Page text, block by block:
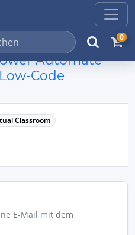
0
Automate
Code
Classroom
E-Mail mit dem